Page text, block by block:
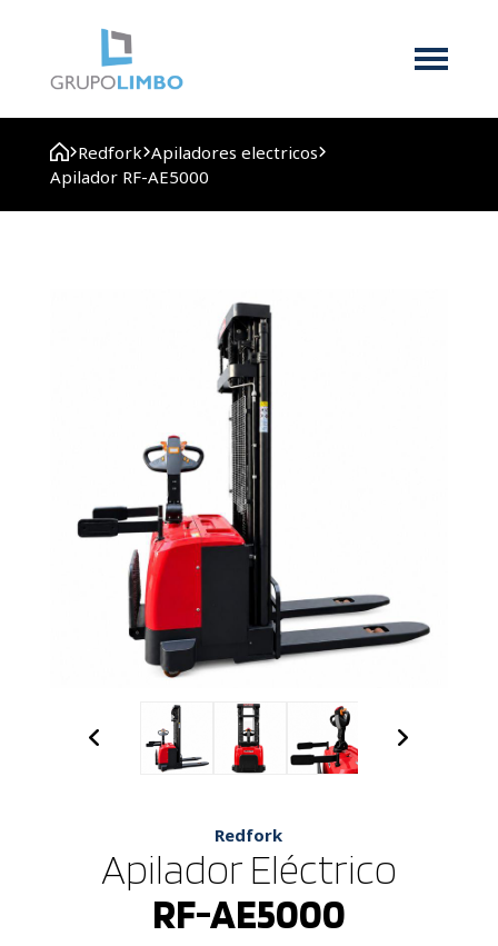
Redfork Apiladores electricos
Apilador RF-AE5000
Redfork
Apilador Eléctrico
RF-AE5000